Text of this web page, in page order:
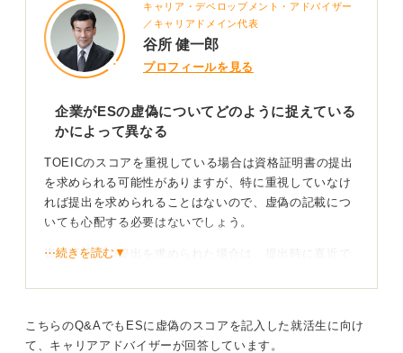
虚偽があったことは看過できない」と判断することも考
えられます。
楽観的に考えると、点数や取得時期のズレに気付かずス
は会社次第なので、可能性の高さは本当になんとも言え
ません。
1
キャリア・デベロップメント・アドバイザー
／キャリアドメイン代表
谷所 健一郎
プロフィールを見る
企業がESの虚偽についてどのように捉えている
かによって異なる
TOEICのスコアを重視している場合は資格証明書の提出
を求められる可能性がありますが、特に重視していなけ
れば提出を求められることはないので、虚偽の記載につ
いても心配する必要はないでしょう。
資格証明書の提出を求められた場合は、提出時に直近で
んし、ESに記載した資格証明書の提出などの指摘がなけ
内定承諾書提出時に、直近のTOEICのスコアを伝えるこ
⋯続きを読む▼
こちらのQ&AでもESに虚偽のスコアを記入した就活生に向け
て、キャリアアドバイザーが回答しています。